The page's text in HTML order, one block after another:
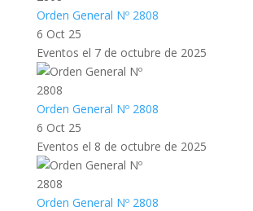
Orden General Nº 2808
6 Oct 25
Eventos el 7 de octubre de 2025
Orden General Nº 2808
6 Oct 25
Eventos el 8 de octubre de 2025
Orden General Nº 2808